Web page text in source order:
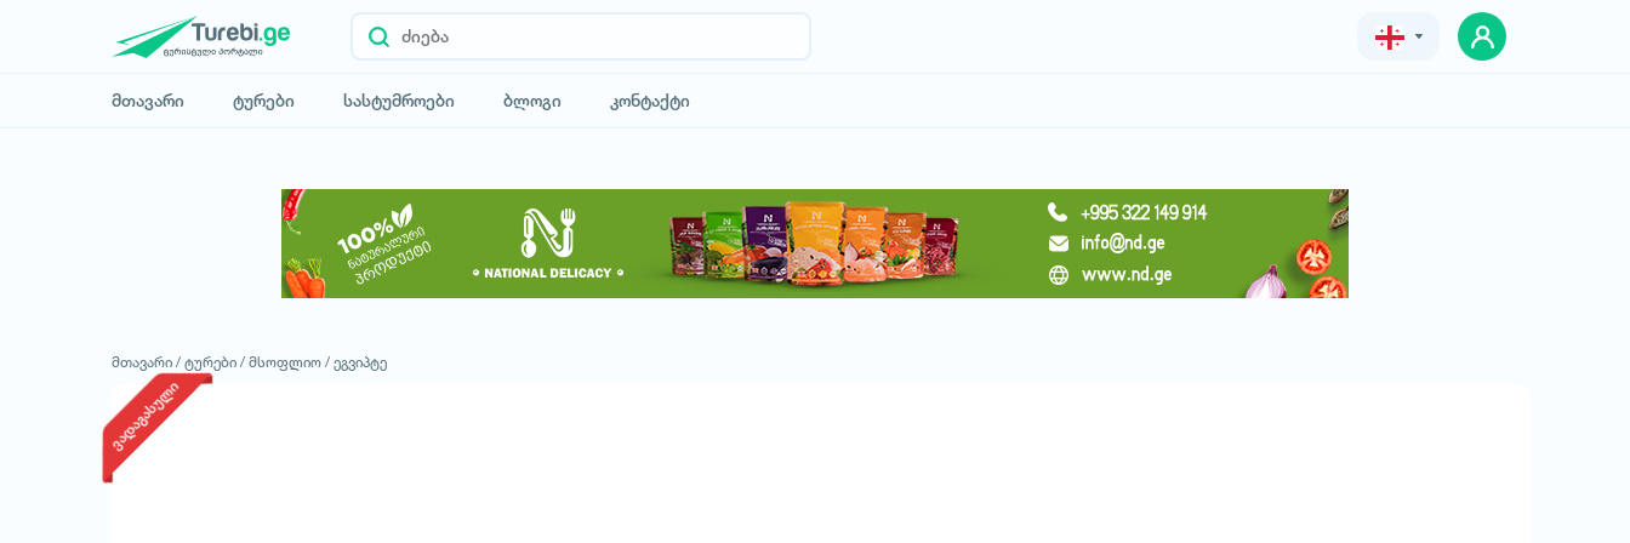
მთავარი ტურები სასტუმროები ბლოგი კონტაქტი
მოითხოვე ტური
მთავარი / ტურები / მსოფლიო / ეგვიპტე
ვადაგასული